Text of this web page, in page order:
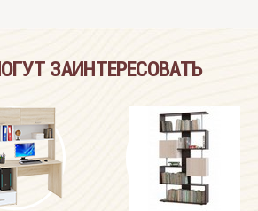
ЗАИНТЕРЕСОВАТЬ